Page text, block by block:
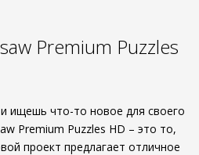
Premium Puzzles
и ищешь что-то новое для своего
Premium Puzzles HD – это то,
проект предлагает отличное